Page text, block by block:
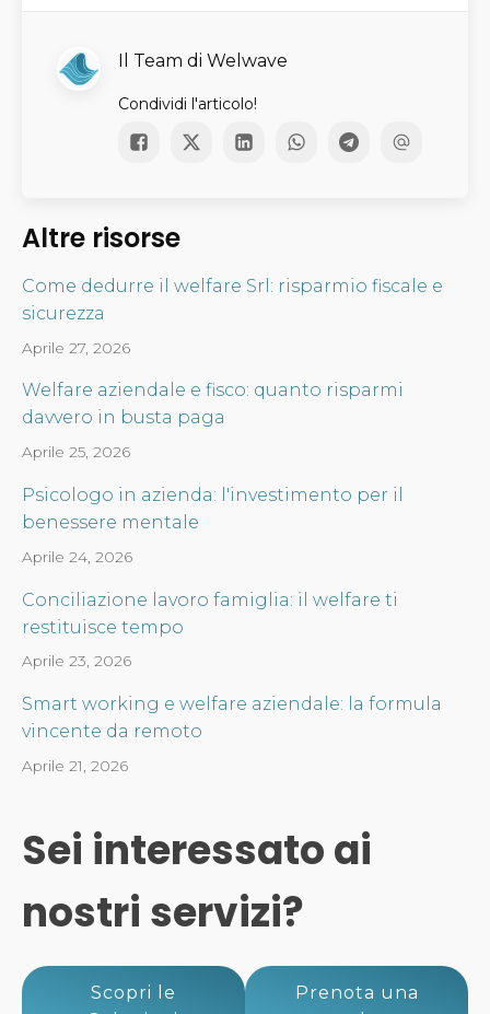
Il Team di Welwave
Condividi l'articolo!
Altre risorse
Come dedurre il welfare Srl: risparmio fiscale e
sicurezza
Aprile 27, 2026
Welfare aziendale e fisco: quanto risparmi
davvero in busta paga
Aprile 25, 2026
Psicologo in azienda: l'investimento per il
benessere mentale
Aprile 24, 2026
Conciliazione lavoro famiglia: il welfare ti
restituisce tempo
Aprile 23, 2026
Smart working e welfare aziendale: la formula
vincente da remoto
Aprile 21, 2026
Sei interessato ai
nostri servizi?
Scopri le
Prenota una